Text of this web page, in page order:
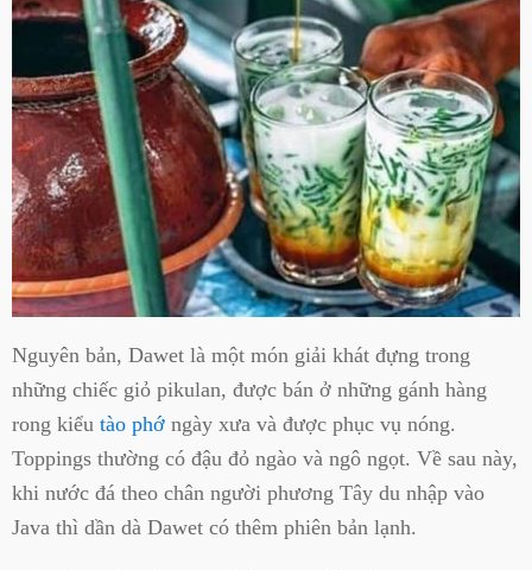
Nguyên bản, Dawet là một món giải khát đựng trong
những chiếc giỏ pikulan, được bán ở những gánh hàng
rong kiểu tào phớ ngày xưa và được phục vụ nóng.
Toppings thường có đậu đỏ ngào và ngô ngọt. Về sau này,
khi nước đá theo chân người phương Tây du nhập vào
Java thì dần dà Dawet có thêm phiên bản lạnh.